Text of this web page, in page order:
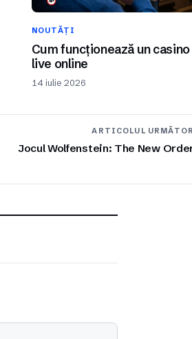
NOUTĂȚI
Cum funcționează un casino
live online
14 iulie 2026
ARTICOLUL
Jocul Wolfenstein: The New